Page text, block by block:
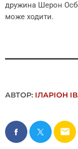
дружина Шерон
може ходити.
АВТОР: ІЛАРІОН
email